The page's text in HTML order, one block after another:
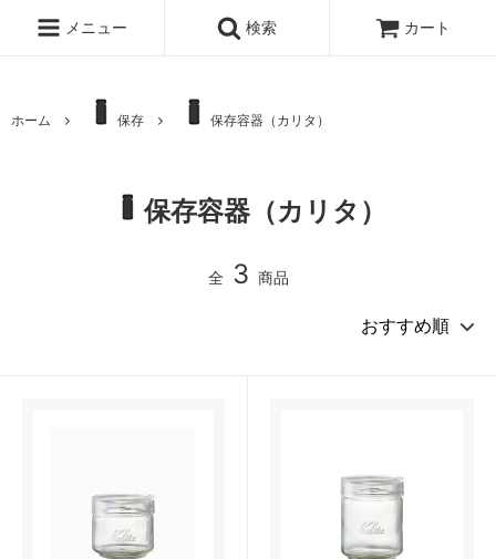
メニュー 検索 カート
ホーム 保存 保存容器（カリタ）
保存容器（カリタ）
全 3 商品